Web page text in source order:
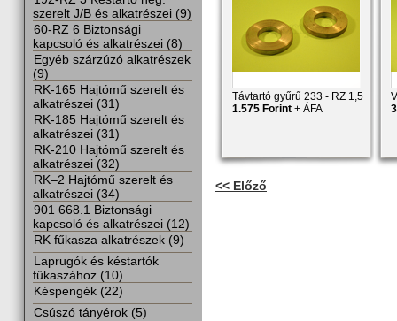
Távtartó gyűrű 233 - RZ 1,5
1.575 Forint + ÁFA
<< Előző
szerelt J/B és alkatrészei (9)
60-RZ 6 Biztonsági
kapcsoló és alkatrészei (8)
Egyéb szárzúzó alkatrészek
(9)
RK-165 Hajtómű szerelt és
alkatrészei (31)
RK-185 Hajtómű szerelt és
alkatrészei (31)
RK-210 Hajtómű szerelt és
alkatrészei (32)
RK–2 Hajtómű szerelt és
alkatrészei (34)
901 668.1 Biztonsági
kapcsoló és alkatrészei (12)
RK fűkasza alkatrészek (9)
Laprugók és késtartók
fűkaszához (10)
Késpengék (22)
Csúszó tányérok (5)